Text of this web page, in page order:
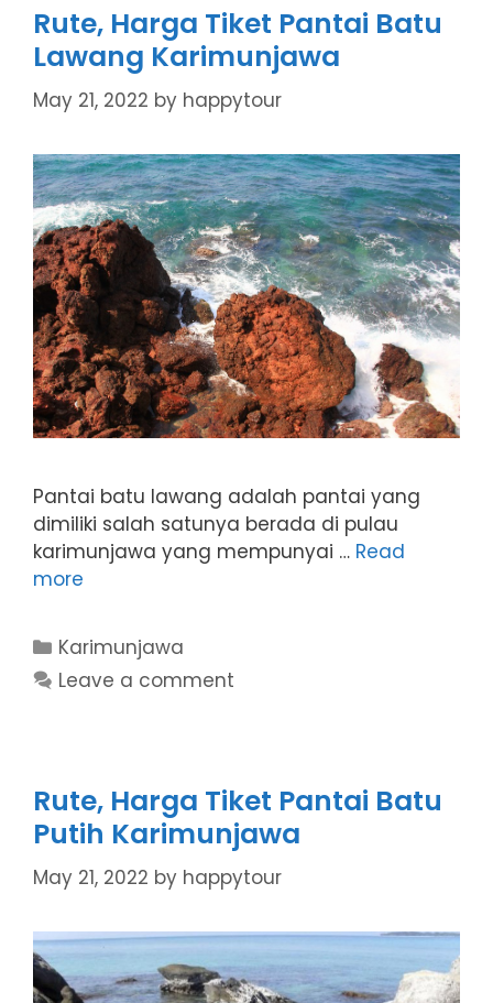
Rute, Harga Tiket Pantai Batu
Lawang Karimunjawa
May 21, 2022 by happytour
Pantai batu lawang adalah pantai yang
dimiliki salah satunya berada di pulau
karimunjawa yang mempunyai … Read
more
Categories
Karimunjawa
Leave a comment
Rute, Harga Tiket Pantai Batu
Putih Karimunjawa
May 21, 2022 by happytour